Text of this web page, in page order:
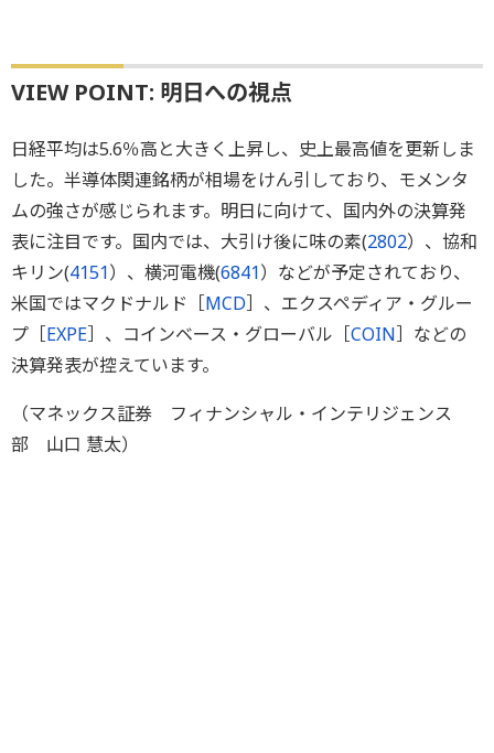
VIEW POINT: 明日への視点
日経平均は5.6％高と大きく上昇し、史上最高値を更新しま
した。半導体関連銘柄が相場をけん引しており、モメンタ
ムの強さが感じられます。明日に向けて、国内外の決算発
表に注目です。国内では、大引け後に味の素(2802）、協和
キリン(4151）、横河電機(6841）などが予定されており、
米国ではマクドナルド［MCD］、エクスペディア・グルー
プ［EXPE］、コインベース・グローバル［COIN］などの
決算発表が控えています。
（マネックス証券 フィナンシャル・インテリジェンス
部 山口 慧太）